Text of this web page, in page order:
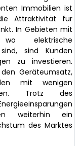
Immobilien ist
Attraktivität für
In Gebieten mit
elektrische
sind Kunden
zu investieren.
Geräteumsatz,
mit wenigen
Trotz des
weiterhin ein
des Marktes